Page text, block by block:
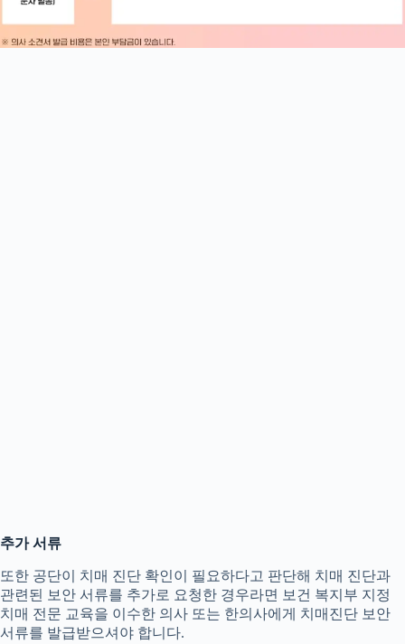
추가 서류
또한 공단이 치매 진단 확인이 필요하다고 판단해 치매 진단과
관련된 보안 서류를 추가로 요청한 경우라면 보건 복지부 지정
치매 전문 교육을 이수한 의사 또는 한의사에게 치매진단 보안
서류를 발급받으셔야 합니다.